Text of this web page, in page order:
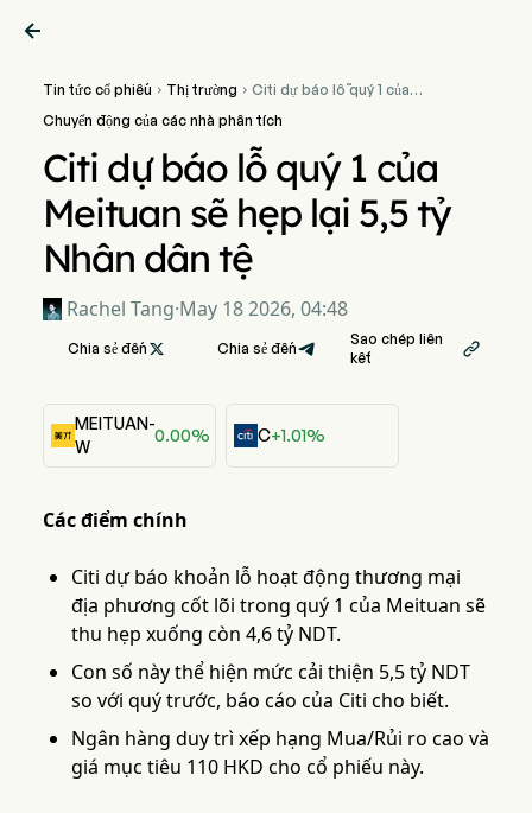

Tin tức cổ phiếu  Thị trường  Citi dự báo lỗ quý 1 của
Nhân dân tệ
Chuyển động của các nhà phân tích
Citi dự báo lỗ quý 1 của
Meituan sẽ hẹp lại 5,5 tỷ
Nhân dân tệ
Rachel Tang·May 18 2026, 04:48
Chia sẻ đến  Chia sẻ đến
Sao chép liên
kết

MEITUAN-
W
0.00% C+1.01%
Các điểm chính
Citi dự báo khoản lỗ hoạt động thương mại
địa phương cốt lõi trong quý 1 của Meituan sẽ
thu hẹp xuống còn 4,6 tỷ NDT.
Con số này thể hiện mức cải thiện 5,5 tỷ NDT
so với quý trước, báo cáo của Citi cho biết.
Ngân hàng duy trì xếp hạng Mua/Rủi ro cao và
giá mục tiêu 110 HKD cho cổ phiếu này.